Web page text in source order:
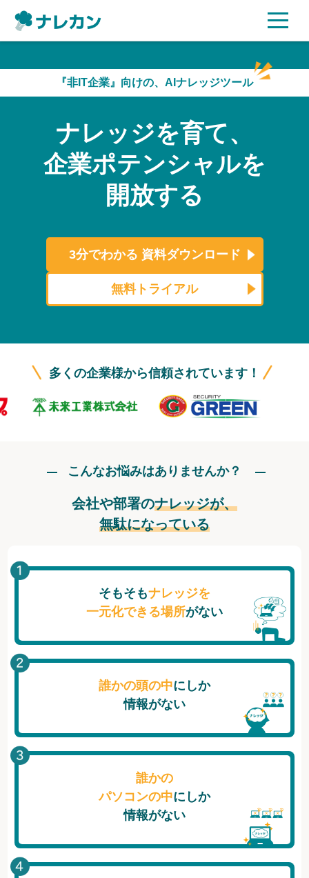
AI機能
ご利用企業様の声
セキュリティ
よくある質問
資料ダウンロード
ログイン
『非IT企業』向けの、AIナレッジツール
ナレッジを育て、
企業ポテンシャルを
開放する
3分でわかる 資料ダウンロード
無料トライアル
多くの企業様から信頼されています！
こんなお悩みはありませんか？
会社や部署のナレッジが、
無駄になっている
そもそもナレッジを
一元化できる場所がない
誰かの頭の中にしか
情報がない
誰かの
パソコンの中にしか
情報がない